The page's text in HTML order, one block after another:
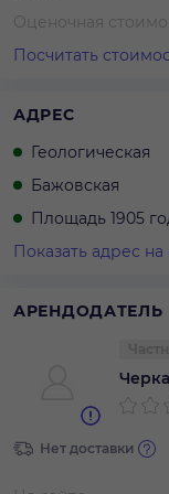
Оценочная
Посчитать
АДРЕС
Геологическая
Бажовская
Площадь 1905
Показать адрес на
АРЕНДОДАТЕЛЬ
Нет доставки